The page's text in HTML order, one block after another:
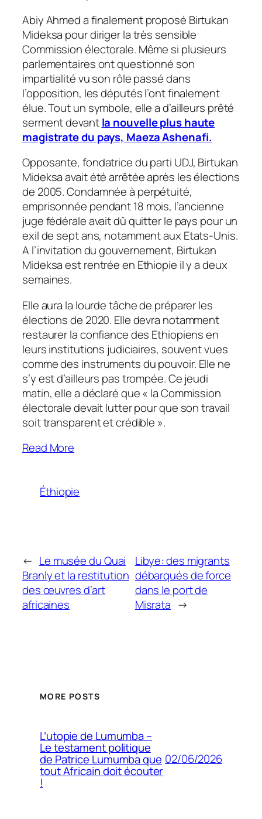
Abiy Ahmed a finalement proposé Birtukan
Mideksa pour diriger la très sensible
Commission électorale. Même si plusieurs
parlementaires ont questionné son
impartialité vu son rôle passé dans
l’opposition, les députés l’ont finalement
élue. Tout un symbole, elle a d’ailleurs prêté
serment devantla nouvelle plus haute
magistrate du pays, Maeza Ashenafi.
Opposante, fondatrice du parti UDJ, Birtukan
Mideksa avait été arrêtée après les élections
de 2005. Condamnée à perpétuité,
emprisonnée pendant 18 mois, l’ancienne
juge fédérale avait dû quitter le pays pour un
exil de sept ans, notamment aux Etats-Unis.
A l’invitation du gouvernement, Birtukan
Mideksa est rentrée en Ethiopie il y a deux
semaines.
Elle aura la lourde tâche de préparer les
élections de 2020. Elle devra notamment
restaurer la confiance des Ethiopiens en
leurs institutions judiciaires, souvent vues
comme des instruments du pouvoir. Elle ne
s’y est d’ailleurs pas trompée. Ce jeudi
matin, elle a déclaré que « la Commission
électorale devait lutter pour que son travail
soit transparent et crédible ».
Read More
Éthiopie
← Le musée du Quai
Branly et la restitution
des œuvres d’art
africaines
Libye: des migrants
débarqués de force
dans le port de
Misrata →
MORE POSTS
L’utopie de Lumumba –
Le testament politique
de Patrice Lumumba que
tout Africain doit écouter
!
02/06/2026